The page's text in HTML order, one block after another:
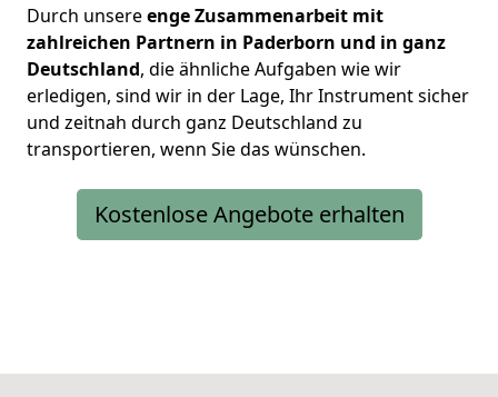
Durch unsereenge Zusammenarbeit mit
zahlreichen Partnern in Paderborn und in ganz
Deutschland, die ähnliche Aufgaben wie wir
erledigen, sind wir in der Lage, Ihr Instrument sicher
und zeitnah durch ganz Deutschland zu
transportieren, wenn Sie das wünschen.
Kostenlose Angebote erhalten